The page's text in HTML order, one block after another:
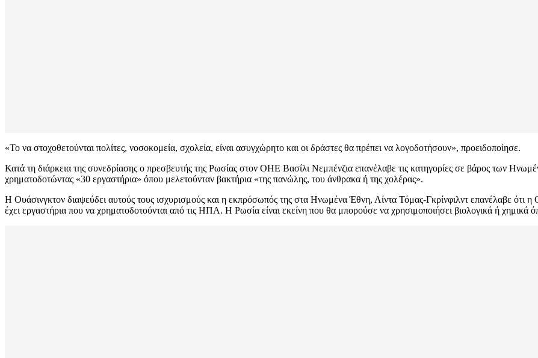
«Το να στοχοθετούνται πολίτες, νοσοκομεία, σχολεία, είναι ασυγχώρητο και οι δράστες θα πρέπει να λογοδοτήσουν», προειδοποίησε.
Κατά τη διάρκεια της συνεδρίασης ο πρεσβευτής της Ρωσίας στον ΟΗΕ Βασίλι Νεμπένζια επανέλαβε τις κατηγορίες σε βάρος των
χρηματοδοτώντας «30 εργαστήρια» όπου μελετούνταν βακτήρια «της πανώλης, του άνθρακα ή της χολέρας».
Η Ουάσινγκτον διαψεύδει αυτούς τους ισχυρισμούς και η εκπρόσωπός της στα Ηνωμένα Έθνη, Λίντα Τόμας-Γκρίνφιλντ επανέλαβε ότι
έχει εργαστήρια που να χρηματοδοτούνται από τις ΗΠΑ. Η Ρωσία είναι εκείνη που θα μπορούσε να χρησιμοποιήσει βιολογικά ή χημικά